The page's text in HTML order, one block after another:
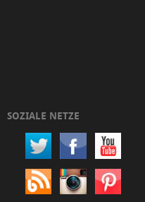
SOZIALE NETZE